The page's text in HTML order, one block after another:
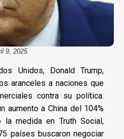
9, 2025
Unidos, Donald Trump,
aranceles a naciones que
contra su política.
aumento a China del 104%
la medida en Truth Social,
países buscaron negociar